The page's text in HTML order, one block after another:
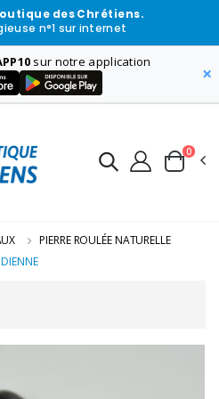
des Chrétiens.
n°1 sur internet
sur notre application
×
0
PIERRE ROULÉE NATURELLE